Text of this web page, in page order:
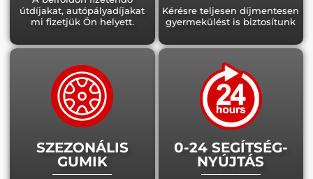
útdíjakat, autópályadíjakat
mi fizetjük Ön helyett.
Kérésre teljesen díjmentesen
gyermekülést is biztosítunk
SZEZONÁLIS
GUMIK
0-24 SEGÍTSÉG-
NYÚJTÁS